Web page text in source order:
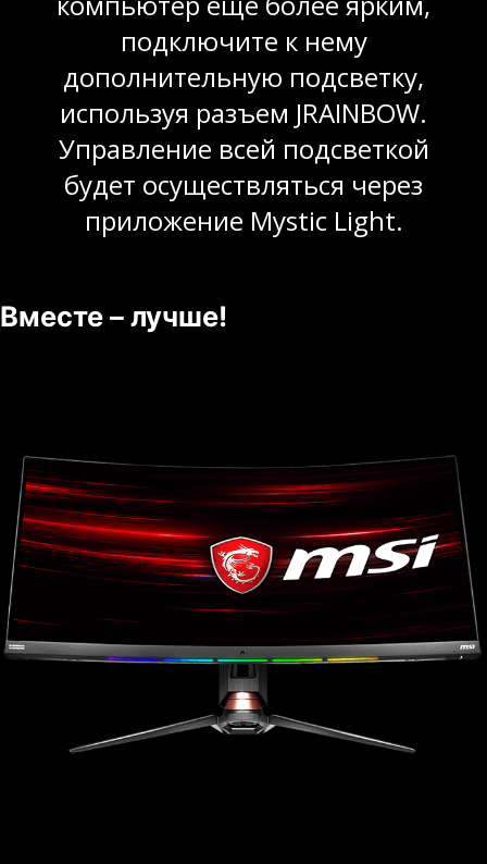
подключите к нему
дополнительную подсветку,
используя разъем JRAINBOW.
Управление всей подсветкой
будет осуществляться через
приложение Mystic Light.
Вместе – лучше!